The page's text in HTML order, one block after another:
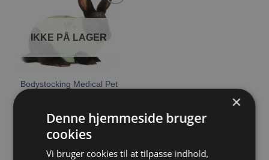
Tilføj til
IKKE PÅ LAGER
Bodystocking Medical Pet
249,00kr.
LÆS MERE
×
Denne hjemmeside bruger
cookies
Vi bruger cookies til at tilpasse indhold,